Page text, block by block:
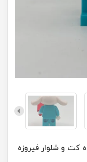
کت و شلوار فیروزه